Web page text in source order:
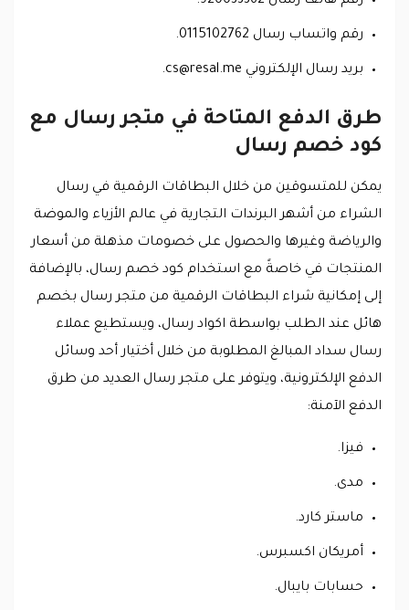
رقم واتساب رسال 0115102762.
بريد رسال الإلكتروني cs@resal.me
.
طرق الدفع المتاحة في متجر رسال مع
كود خصم رسال
يمكن للمتسوقين من خلال البطاقات الرقمية في رسال
الشراء من أشهر البرندات التجارية في عالم الأزياء والموضة
والرياضة وغيرها والحصول على خصومات مذهلة من أسعار
المنتجات في خاصةً مع استخدام كود خصم رسال، بالإضافة
إلى إمكانية شراء البطاقات الرقمية من متجر رسال بخصم
هائل عند الطلب بواسطة اكواد رسال، ويستطيع عملاء
رسال سداد المبالغ المطلوبة من خلال أختيار أحد وسائل
الدفع الإلكترونية، ويتوفر على متجر رسال العديد من طرق
الدفع الآمنة:
فيزا.
مدى.
ماستر كارد.
أمريكان اكسبرس.
حسابات بايبال.